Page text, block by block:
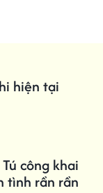
hiện tại
công khai
tình rần rần